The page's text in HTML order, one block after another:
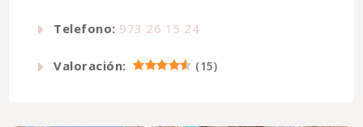
Telefono: 973 26 15 24
Valoración: (15)